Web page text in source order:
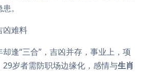
。
凶难料
逢“三合”，吉凶并存，事业上，项
岁者需防职场边缘化，感情与生肖